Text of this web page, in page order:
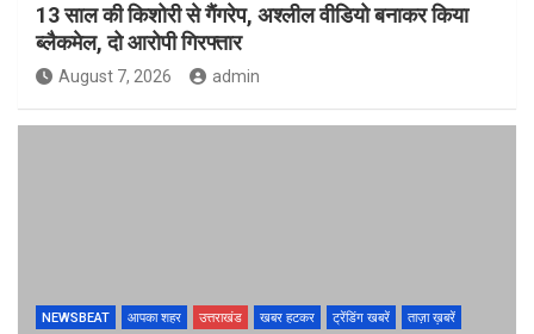
13 साल की किशोरी से गैंगरेप, अश्लील वीडियो बनाकर किया
ब्लैकमेल, दो आरोपी गिरफ्तार
August 7, 2026 admin
NEWSBEAT आपका शहर उत्तराखंड खबर हटकर ट्रेंडिंग खबरें
ताज़ा ख़बरें